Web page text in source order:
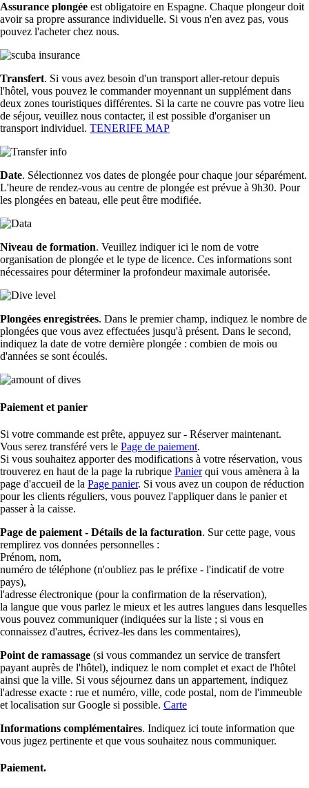
Assurance plongée est obligatoire en Espagne. Chaque plongeur doit
avoir sa propre assurance individuelle. Si vous n'en avez pas, vous
pouvez l'acheter chez nous.
Transfert. Si vous avez besoin d'un transport aller-retour depuis
l'hôtel, vous pouvez le commander moyennant un supplément dans
deux zones touristiques différentes. Si la carte ne couvre pas votre lieu
de séjour, veuillez nous contacter, il est possible d'organiser un
transport individuel. TENERIFE MAP
Date. Sélectionnez vos dates de plongée pour chaque jour séparément.
L'heure de rendez-vous au centre de plongée est prévue à 9h30. Pour
les plongées en bateau, elle peut être modifiée.
Niveau de formation. Veuillez indiquer ici le nom de votre
organisation de plongée et le type de licence. Ces informations sont
nécessaires pour déterminer la profondeur maximale autorisée.
Plongées enregistrées. Dans le premier champ, indiquez le nombre de
plongées que vous avez effectuées jusqu'à présent. Dans le second,
indiquez la date de votre dernière plongée : combien de mois ou
d'années se sont écoulés.
Paiement et panier
Si votre commande est prête, appuyez sur - Réserver maintenant.
Vous serez transféré vers le Page de paiement.
Si vous souhaitez apporter des modifications à votre réservation, vous
trouverez en haut de la page la rubrique Panierqui vous amènera à la
page d'accueil de la Page panier. Si vous avez un coupon de réduction
pour les clients réguliers, vous pouvez l'appliquer dans le panier et
passer à la caisse.
Page de paiement - Détails de la facturation. Sur cette page, vous
remplirez vos données personnelles :
Prénom, nom,
numéro de téléphone (n'oubliez pas le préfixe - l'indicatif de votre
pays),
l'adresse électronique (pour la confirmation de la réservation),
la langue que vous parlez le mieux et les autres langues dans lesquelles
vous pouvez communiquer (indiquées sur la liste ; si vous en
connaissez d'autres, écrivez-les dans les commentaires),
Point de ramassage (si vous commandez un service de transfert
payant auprès de l'hôtel), indiquez le nom complet et exact de l'hôtel
ainsi que la ville. Si vous séjournez dans un appartement, indiquez
l'adresse exacte : rue et numéro, ville, code postal, nom de l'immeuble
et localisation sur Google si possible. Carte
Informations complémentaires. Indiquez ici toute information que
vous jugez pertinente et que vous souhaitez nous communiquer.
Paiement.